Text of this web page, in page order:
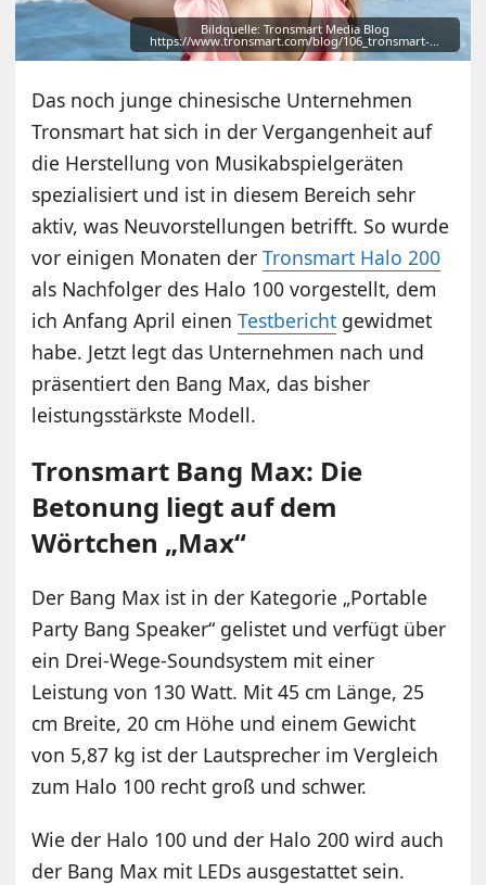
Bildquelle: Tronsmart Media Blog
https://www.tronsmart.com/blog/106_tronsmart-…
Das noch junge chinesische Unternehmen
Tronsmart hat sich in der Vergangenheit auf
die Herstellung von Musikabspielgeräten
spezialisiert und ist in diesem Bereich sehr
aktiv, was Neuvorstellungen betrifft. So wurde
vor einigen Monaten derTronsmart Halo 200
als Nachfolger des Halo 100 vorgestellt, dem
ich Anfang April einenTestbericht gewidmet
habe. Jetzt legt das Unternehmen nach und
präsentiert den Bang Max, das bisher
leistungsstärkste Modell.
Tronsmart Bang Max: Die
Betonung liegt auf dem
Wörtchen „Max“
Der Bang Max ist in der Kategorie „Portable
Party Bang Speaker“ gelistet und verfügt über
ein Drei-Wege-Soundsystem mit einer
Leistung von 130 Watt. Mit 45 cm Länge, 25
cm Breite, 20 cm Höhe und einem Gewicht
von 5,87 kg ist der Lautsprecher im Vergleich
zum Halo 100 recht groß und schwer.
Wie der Halo 100 und der Halo 200 wird auch
der Bang Max mit LEDs ausgestattet sein.